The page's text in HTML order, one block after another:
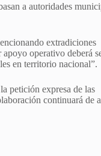
a autoridades
extradiciones
apoyo operativo deberá
en territorio nacional”.
petición expresa de las
continuará de